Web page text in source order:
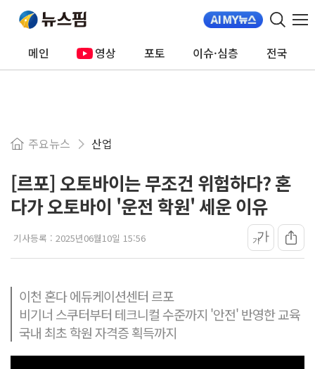
메인 영상 포토 이슈·심층 전국
주요뉴스 산업
[르포] 오토바이는 무조건 위험하다? 혼
다가 오토바이 '운전 학원' 세운 이유
기사등록 : 2025년06월10일 15:56 가가
이천 혼다 에듀케이션센터 르포
비기너 스쿠터부터 테크니컬 수준까지 '안전' 반영한 교육
국내 최초 학원 자격증 획득까지